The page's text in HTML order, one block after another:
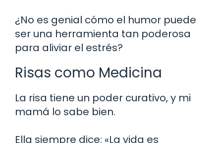
¿No es genial cómo el humor puede
ser una herramienta tan poderosa
para aliviar el estrés?
Risas como Medicina
La risa tiene un poder curativo, y mi
mamá lo sabe bien.
Ella siempre dice: «La vida es